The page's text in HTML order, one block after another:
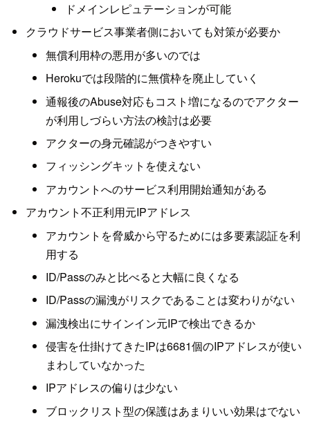
ドメインレピュテーションが可能
クラウドサービス事業者側においても対策が必要か
無償利用枠の悪用が多いのでは
Herokuでは段階的に無償枠を廃止していく
通報後のAbuse対応もコスト増になるのでアクター
が利用しづらい方法の検討は必要
アクターの身元確認がつきやすい
フィッシングキットを使えない
アカウントへのサービス利用開始通知がある
アカウント不正利用元IPアドレス
アカウントを脅威から守るためには多要素認証を利
用する
ID/Passのみと比べると大幅に良くなる
ID/Passの漏洩がリスクであることは変わりがない
漏洩検出にサインイン元IPで検出できるか
侵害を仕掛けてきたIPは6681個のIPアドレスが使い
まわしていなかった
IPアドレスの偏りは少ない
ブロックリスト型の保護はあまりいい効果はでない